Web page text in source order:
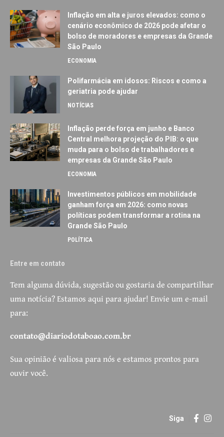
Inflação em alta e juros elevados: como o
cenário econômico de 2026 pode afetar o
bolso de moradores e empresas da Grande
São Paulo
ECONOMIA
Polifarmácia em idosos: Riscos e como a
geriatria pode ajudar
NOTÍCIAS
Inflação perde força em junho e Banco
Central melhora projeção do PIB: o que
muda para o bolso de trabalhadores e
empresas da Grande São Paulo
ECONOMIA
Investimentos públicos em mobilidade
ganham força em 2026: como novas
políticas podem transformar a rotina na
Grande São Paulo
POLÍTICA
Entre em contato
Tem alguma dúvida, sugestão ou gostaria de compartilhar
uma notícia? Estamos aqui para ajudar! Envie um e-mail
para:
contato@diariodotaboao.com.br
Sua opinião é valiosa para nós e estamos prontos para
ouvir você.
Siga